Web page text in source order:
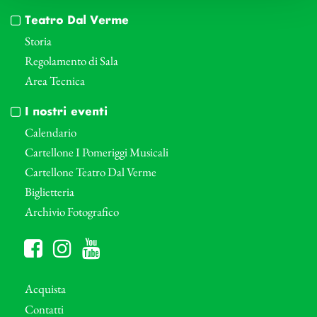
Teatro Dal Verme
Storia
Regolamento di Sala
Area Tecnica
I nostri eventi
Calendario
Cartellone I Pomeriggi Musicali
Cartellone Teatro Dal Verme
Biglietteria
Archivio Fotografico
Acquista
Contatti